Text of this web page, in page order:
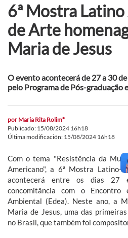
6ª Mostra
de Arte
Maria de Jesus
O evento acontecerá de 27 a 30
pelo Programa de Pós-graduação
por Maria Rita Rolim*
Publicado: 15/08/2024 16h18
Última modificación: 15/08/2024 16h18
Com o tema "Resistência da
Americano", a 6ª Mostra Latino-
acontecerá entre os dias 27
concomitância com o Encontro
Ambiental (Edea). Neste ano, a
Maria de Jesus, uma das
no Brasil, que também foi